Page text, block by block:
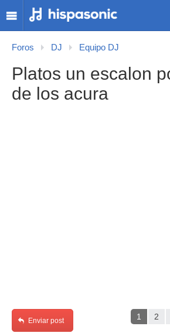
Foros DJ Equipo DJ
Platos un escalon
de los acura
1 2
Enviar post